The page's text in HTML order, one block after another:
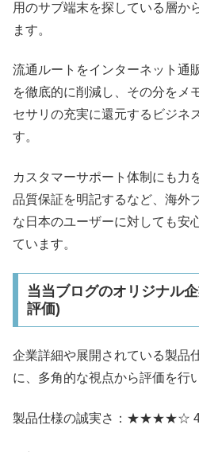
用のサブ端末を探している層か
ます。
流通ルートをインターネット通
を徹底的に削減し、その分をメ
セサリの充実に還元するビジネ
す。
カスタマーサポート体制にも力
品質保証を明記するなど、海外
な日本のユーザーに対しても安
ています。
当当ブログのオリジナル
評価)
企業詳細や展開されている製品
に、多角的な視点から評価を行
製品仕様の誠実さ：★★★★☆